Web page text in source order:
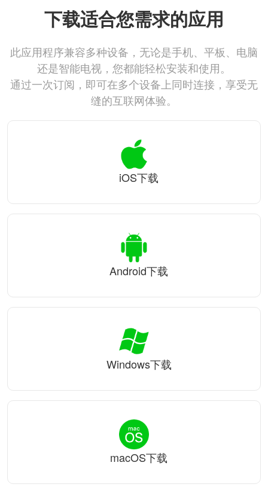
下载适合您需求的应用
此应用程序兼容多种设备，无论是手机、平板、电脑
还是智能电视，您都能轻松安装和使用。
通过一次订阅，即可在多个设备上同时连接，享受无
缝的互联网体验。
iOS下载
Android下载
Windows下载
macOS下载